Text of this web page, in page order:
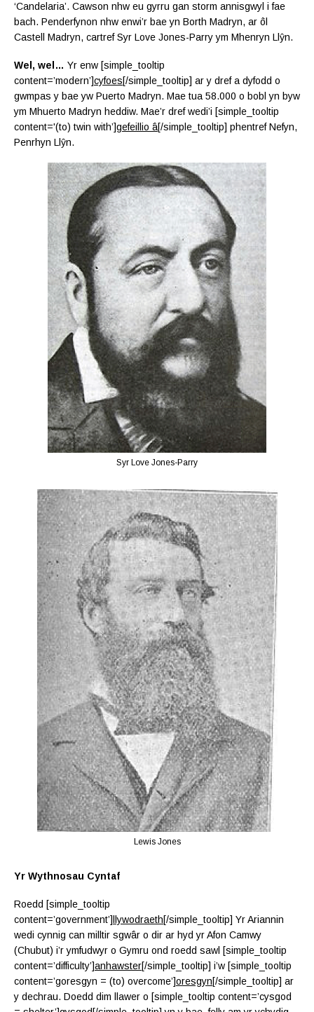
‘Candelaria’. Cawson nhw eu gyrru gan storm annisgwyl i fae
bach. Penderfynon nhw enwi’r bae yn Borth Madryn, ar ôl
Castell Madryn, cartref Syr Love Jones-Parry ym Mhenryn Llŷn.
Wel, wel… Yr enw [simple_tooltip
content=’modern’]cyfoes[/simple_tooltip] ar y dref a dyfodd o
gwmpas y bae yw Puerto Madryn. Mae tua 58.000 o bobl yn byw
ym Mhuerto Madryn heddiw. Mae’r dref wedi’i [simple_tooltip
content='(to) twin with’]gefeillio â[/simple_tooltip] phentref Nefyn,
Penrhyn Llŷn.
Syr Love Jones-Parry
Lewis Jones
Yr Wythnosau Cyntaf
Roedd [simple_tooltip
content=’government’] llywodraeth[/simple_tooltip] Yr Ariannin
wedi cynnig can milltir sgwâr o dir ar hyd yr Afon Camwy
(Chubut) i’r ymfudwyr o Gymru ond roedd sawl [simple_tooltip
content=’difficulty’]anhawster[/simple_tooltip] i’w [simple_tooltip
content=’goresgyn = (to) overcome’]oresgyn[/simple_tooltip] ar
y dechrau. Doedd dim llawer o [simple_tooltip content=’cysgod